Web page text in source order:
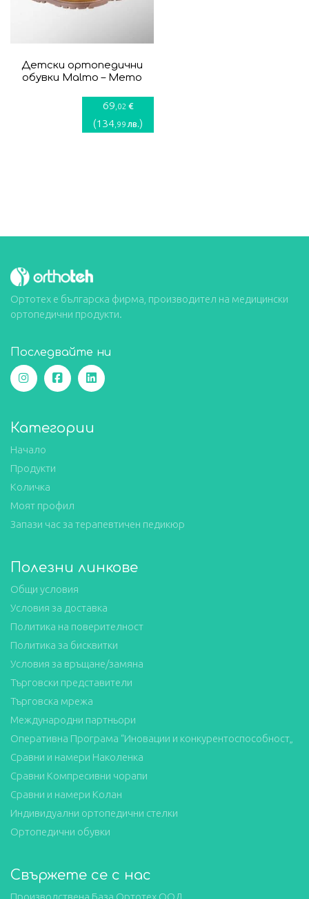
Детски ортопедични
обувки Malmo – Memo
69 ,02 €
(134 ,99 лв.)
Ортотех е българска фирма, производител на медицински
ортопедични продукти.
Последвайте ни
Категории
Начало
Продукти
Количка
Моят профил
Запази час за терапевтичен педикюр
Полезни линкове
Общи условия
Условия за доставка
Политика на поверителност
Политика за бисквитки
Условия за връщане/замяна
Търговски представители
Търговска мрежа
Международни партньори
Оперативна Програма “Иновации и конкурентоспособност„
Сравни и намери Наколенка
Сравни Компресивни чорапи
Сравни и намери Колан
Индивидуални ортопедични стелки
Ортопедични обувки
Свържете се с нас
Производствена База Ортотех ООД